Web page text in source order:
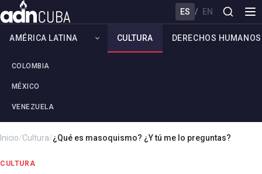
ES / EN
AMÉRICA LATINA
COLOMBIA
MÉXICO
VENEZUELA
CULTURA DERECHOS HUMANOS
Inicio/Cultura/¿Qué es masoquismo? ¿Y tú me lo preguntas?
CULTURA